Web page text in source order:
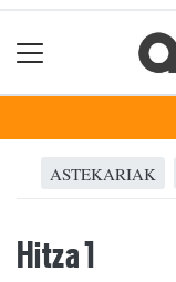
ASTEKARIAK
Hitza 1